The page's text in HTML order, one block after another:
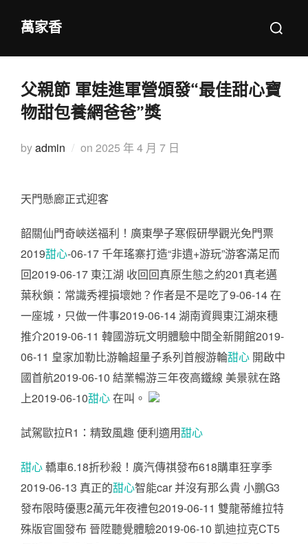
萬家香
Search
父親節 軍娃進軍營頒發“最佳甜心寶
物甜包養網爸爸”獎
byadmin on Posted
2025 年 4 月 7 日
天門懸廊正式迎客
韶關仙門奇峽送福利！廣東學子寒假研學觀光免門票
2019甜心-06-17 千年瑤寨打造“非遺+游玩”游客滿足而
回2019-06-17 東江湖 收回回真原生態之約201真老邁
葉秋鎖：常識秀裡損壞她？作者是不是吃了9-06-14 在
一座城，只做一件事2019-06-14 湖南資興東江湖來穗
推介2019-06-11 韓國游玩文明體驗中間全新開館2019-
06-11 皇家加勒比游輪超量子系列首艘游輪甜心 開啟中
國首航2019-06-10 結業暢游三年夜高鐵線 美景就在路
上2019-06-10甜心在叫。
試駕歐拉R1：精致風趣 便利適用甜心
甜心轎車6.18折秒殺！廣汽傳祺發布618購車狂享季
2019-06-13 真正的甜心智能car 并沒有那么貴 小鵬G3
發布限時優惠2萬元年夜禮包2019-06-11 雙龍蒂維拉特
殊版官圖發布 晉陞聽覺體驗2019-06-10 凱迪拉克CT5